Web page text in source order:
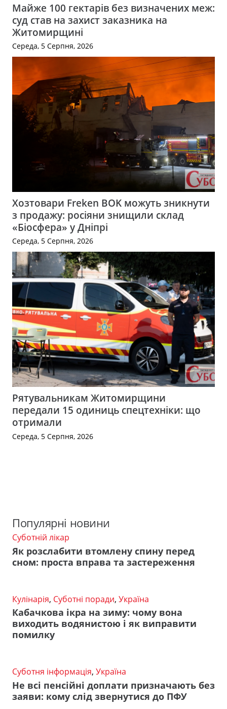
Майже 100 гектарів без визначених меж:
суд став на захист заказника на
Житомирщині
Середа, 5 Серпня, 2026
Хозтовари Freken BOK можуть зникнути
з продажу: росіяни знищили склад
«Біосфера» у Дніпрі
Середа, 5 Серпня, 2026
Рятувальникам Житомирщини
передали 15 одиниць спецтехніки: що
отримали
Середа, 5 Серпня, 2026
Популярні новини
Суботній лікар
Як розслабити втомлену спину перед
сном: проста вправа та застереження
Кулінарія, Суботні поради, Україна
Кабачкова ікра на зиму: чому вона
виходить водянистою і як виправити
помилку
Суботня інформація, Україна
Не всі пенсійні доплати призначають без
заяви: кому слід звернутися до ПФУ